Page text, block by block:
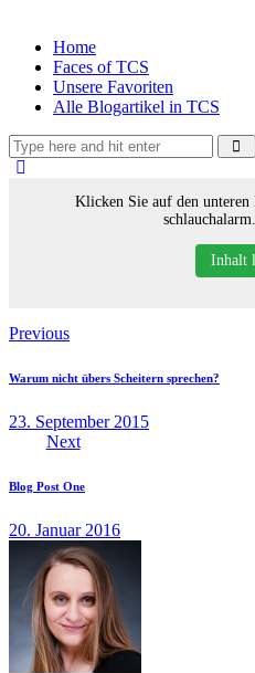
Home
Faces of TCS
Unsere Favoriten
Alle Blogartikel in TCS
Klicken Sie auf den
Inhalt
Beitragsnavigation
Previous
Warum nicht übers Scheitern sprechen?
23. September 2015
Next
Blog Post One
20. Januar 2016